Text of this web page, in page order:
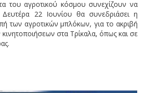
του αγροτικού κόσμου συνεχίζουν να
22 Ιουνίου θα συνεδριάσει η
των αγροτικών μπλόκων, για το ακριβή
στα Τρίκαλα, όπως και σε